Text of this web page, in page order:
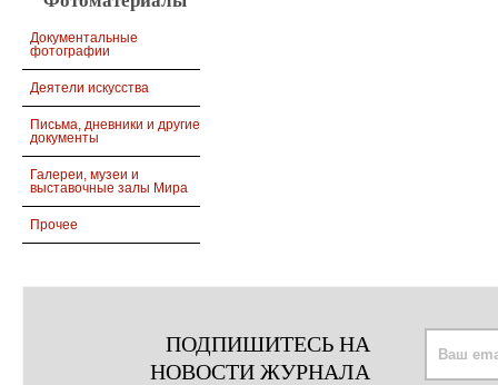
Документальные
фотографии
Деятели искусства
Письма, дневники и другие
документы
Галереи, музеи и
выставочные залы Мира
Прочее
ПОДПИШИТЕСЬ НА
НОВОСТИ ЖУРНАЛА